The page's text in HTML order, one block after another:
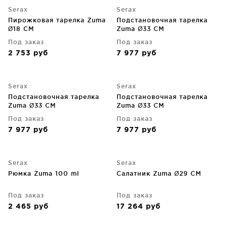
Serax
Пирожковая тарелка Zuma
Ø18 CM
Под заказ
2 753 руб
Serax
Подстановочная тарелка
Zuma Ø33 CM
Под заказ
7 977 руб
Serax
Подстановочная тарелка
Zuma Ø33 CM
Под заказ
7 977 руб
Serax
Подстановочная тарелка
Zuma Ø33 CM
Под заказ
7 977 руб
Serax
Рюмка Zuma 100 ml
Под заказ
2 465 руб
Serax
Салатник Zuma Ø29 CM
Под заказ
17 264 руб